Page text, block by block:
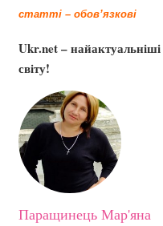
статті – обов’язкові
Ukr.net – найактуальніші
світу!
Паращинець Мар'яна